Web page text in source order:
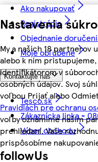
Nastavenia
My a našich 18 partnerov
alebo k nim
identifikátorom v
osobných údajov. Svoj
voľbou Prijať alebo
Pravidlách pre ochranu
voľby oznámime našim
prehliadaní. Vaše
prispôsobíme
Ako nakupovať
Registrácia
Objednanie
Moje obľúbené
Kontaktujte nás
Tesco.sk
Zákaznícka linka -
Výber obchodu
followUs